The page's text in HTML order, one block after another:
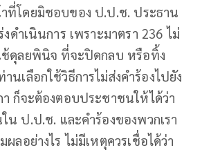
ที่โดยมิชอบของ ป.ป.ช. ประธาน
งดำเนินการ เพราะมาตรา 236 ไม่
ช้ดุลยพินิจ ที่จะปิดกลบ หรือทิ้ง
นเลือกใช้วิธีการไม่ส่งคำร้องไปยัง
ก็จะต้องตอบประชาชนให้ได้ว่า
ป.ป.ช. และคำร้องของพวกเรา
ลอย่างไร ไม่มีเหตุควรเชื่อได้ว่า